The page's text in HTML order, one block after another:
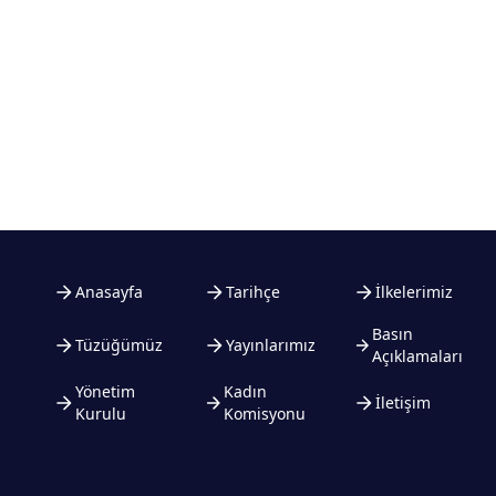
Anasayfa Tarihçe İlkelerimiz
Tüzüğümüz Yayınlarımız
Basın
Açıklamaları
Yönetim
Kurulu
Kadın
Komisyonu
İletişim